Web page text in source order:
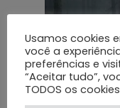
Usamos cookies
você a
preferências e
“Aceitar tudo”,
TODOS os